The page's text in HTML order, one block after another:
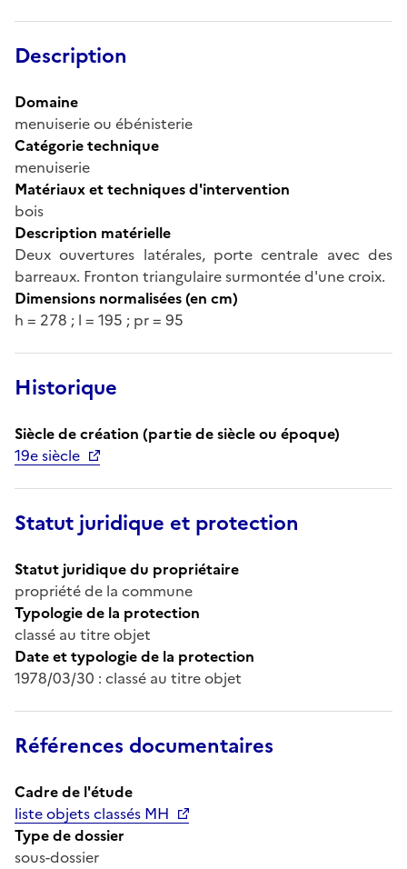
Description
Domaine
menuiserie ou ébénisterie
Catégorie technique
menuiserie
Matériaux et techniques d'intervention
bois
Description matérielle
Deux ouvertures latérales, porte centrale avec des
barreaux. Fronton triangulaire surmontée d'une croix.
Dimensions normalisées (en cm)
h = 278 ; l = 195 ; pr = 95
Historique
Siècle de création (partie de siècle ou époque)
19e siècle
Statut juridique et protection
Statut juridique du propriétaire
propriété de la commune
Typologie de la protection
classé au titre objet
Date et typologie de la protection
1978/03/30 : classé au titre objet
Références documentaires
Cadre de l'étude
liste objets classés MH
Type de dossier
sous-dossier